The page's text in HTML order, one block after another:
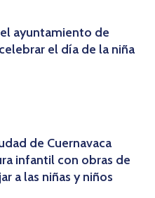
ayuntamiento de
el día de la niña
de Cuernavaca
infantil con obras de
a las niñas y niños